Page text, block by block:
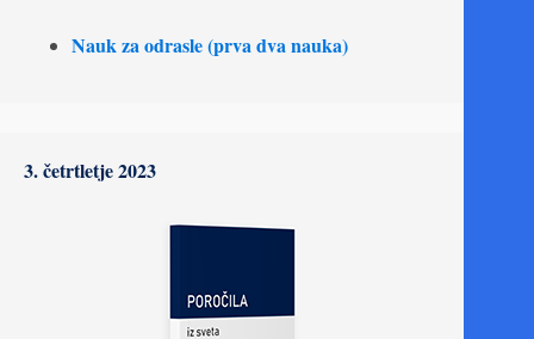
Nauk za odrasle (prva dva nauka)
3. četrtletje 2023